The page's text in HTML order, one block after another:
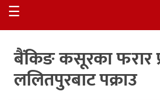
अन्तर्वार्ता
समाज
☰
बैंकिङ कसूरका फरार
ललितपुरबाट पक्राउ